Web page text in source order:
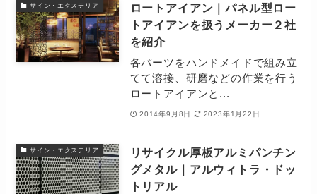
サイン・エクステリア
ロートアイアン｜パネル型ロー
トアイアンを扱うメーカー２社
を紹介
各パーツをハンドメイドで組み立
てて溶接、研磨などの作業を行う
ロートアイアンと...
2014年9月8日 2023年1月22日
サイン・エクステリア
リサイクル厚板アルミパンチン
グメタル｜アルウィトラ・ドッ
トリアル